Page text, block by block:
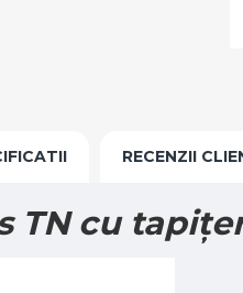
RECENZII
TN cu